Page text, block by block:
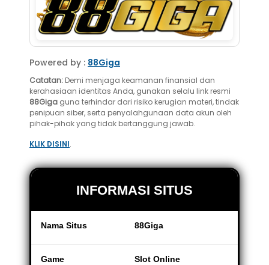
Powered by : 88Giga
Catatan: Demi menjaga keamanan finansial dan
kerahasiaan identitas Anda, gunakan selalu link resmi
88Giga guna terhindar dari risiko kerugian materi, tindak
penipuan siber, serta penyalahgunaan data akun oleh
pihak-pihak yang tidak bertanggung jawab.
KLIK DISINI.
INFORMASI SITUS
Nama Situs 88Giga
Game Slot Online